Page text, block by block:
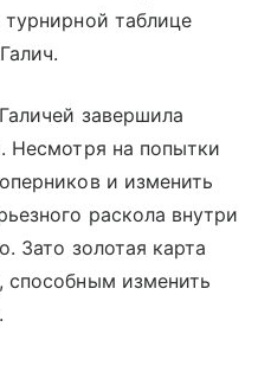
таблице
завершила
Несмотря на попытки
и изменить
раскола внутри
Зато золотая карта
способным изменить